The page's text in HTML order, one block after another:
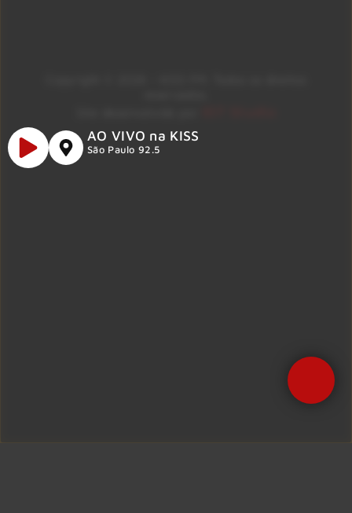
AO VIVO na KISS
São Paulo 92.5